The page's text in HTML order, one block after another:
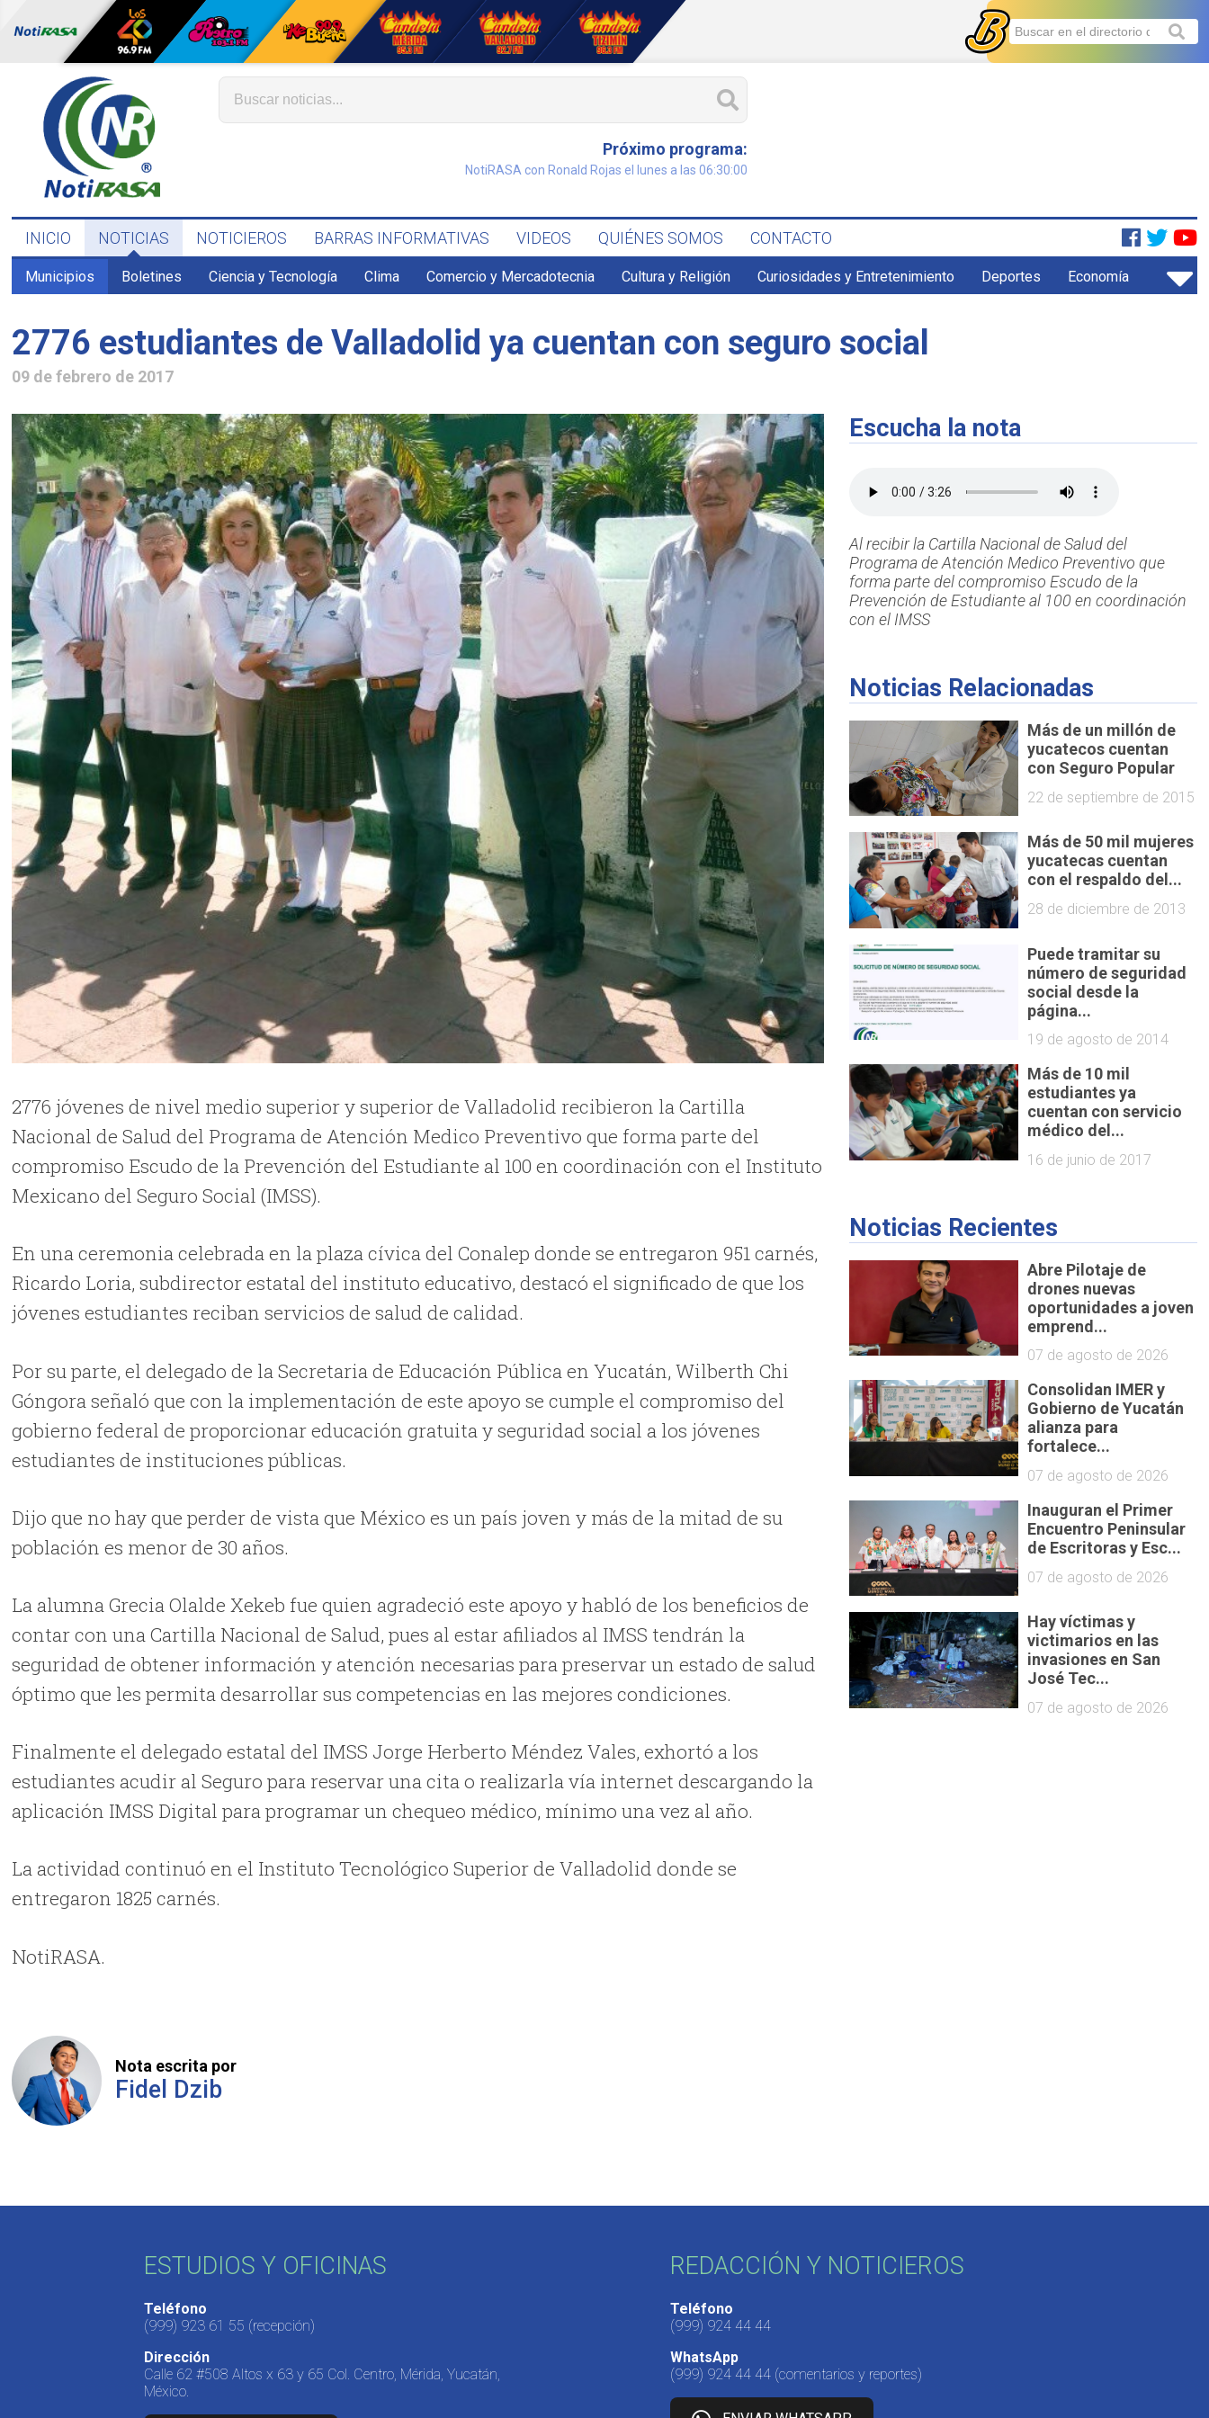
Próximo programa:
NotiRASA con Ronald Rojas el lunes a las 06:30:00
INICIO NOTICIAS NOTICIEROS BARRAS INFORMATIVAS VIDEOS QUIÉNES SOMOS CONTACTO
Municipios Boletines Ciencia y Tecnología Clima Comercio y Mercadotecnia Cultura y Religión Curiosidades y Entretenimiento Deportes Economía
2776 estudiantes de Valladolid ya cuentan con seguro social
09 de febrero de 2017
2776 jóvenes de nivel medio superior y superior de Valladolid recibieron la Cartilla
Nacional de Salud del Programa de Atención Medico Preventivo que forma parte del
compromiso Escudo de la Prevención del Estudiante al 100 en coordinación con el Instituto
Mexicano del Seguro Social (IMSS).
En una ceremonia celebrada en la plaza cívica del Conalep donde se entregaron 951 carnés,
Ricardo Loria, subdirector estatal del instituto educativo, destacó el significado de que los
jóvenes estudiantes reciban servicios de salud de calidad.
Por su parte, el delegado de la Secretaria de Educación Pública en Yucatán, Wilberth Chi
Góngora señaló que con la implementación de este apoyo se cumple el compromiso del
gobierno federal de proporcionar educación gratuita y seguridad social a los jóvenes
estudiantes de instituciones públicas.
Dijo que no hay que perder de vista que México es un país joven y más de la mitad de su
población es menor de 30 años.
La alumna Grecia Olalde Xekeb fue quien agradeció este apoyo y habló de los beneficios de
contar con una Cartilla Nacional de Salud, pues al estar afiliados al IMSS tendrán la
seguridad de obtener información y atención necesarias para preservar un estado de salud
óptimo que les permita desarrollar sus competencias en las mejores condiciones.
Finalmente el delegado estatal del IMSS Jorge Herberto Méndez Vales, exhortó a los
estudiantes acudir al Seguro para reservar una cita o realizarla vía internet descargando la
aplicación IMSS Digital para programar un chequeo médico, mínimo una vez al año.
La actividad continuó en el Instituto TecnológicoSuperior de Valladolid donde se
entregaron 1825 carnés.
NotiRASA.
Nota escrita por
Fidel Dzib
Escucha la nota
Al recibir la Cartilla Nacional de Salud del
Programa de Atención Medico Preventivo que
forma parte del compromiso Escudo de la
Prevención de Estudiante al 100 en coordinación
con el IMSS
Noticias Relacionadas
Más de un millón de
yucatecos cuentan
con Seguro Popular
22 de septiembre de 2015
Más de 50 mil mujeres
yucatecas cuentan
con el respaldo del...
28 de diciembre de 2013
Puede tramitar su
número de seguridad
social desde la
página...
19 de agosto de 2014
Más de 10 mil
estudiantes ya
cuentan con servicio
médico del...
16 de junio de 2017
Noticias Recientes
Abre Pilotaje de
drones nuevas
oportunidades a joven
emprend...
07 de agosto de 2026
Consolidan IMER y
Gobierno de Yucatán
alianza para
fortalece...
07 de agosto de 2026
Inauguran el Primer
Encuentro Peninsular
de Escritoras y Esc...
07 de agosto de 2026
Hay víctimas y
victimarios en las
invasiones en San
José Tec...
07 de agosto de 2026
ESTUDIOS Y OFICINAS
Teléfono
(999) 923 61 55 (recepción)
Dirección
Calle 62 #508 Altos x 63 y 65 Col. Centro, Mérida, Yucatán,
México.
REDACCIÓN Y NOTICIEROS
Teléfono
(999) 924 44 44
WhatsApp
(999) 924 44 44 (comentarios y reportes)